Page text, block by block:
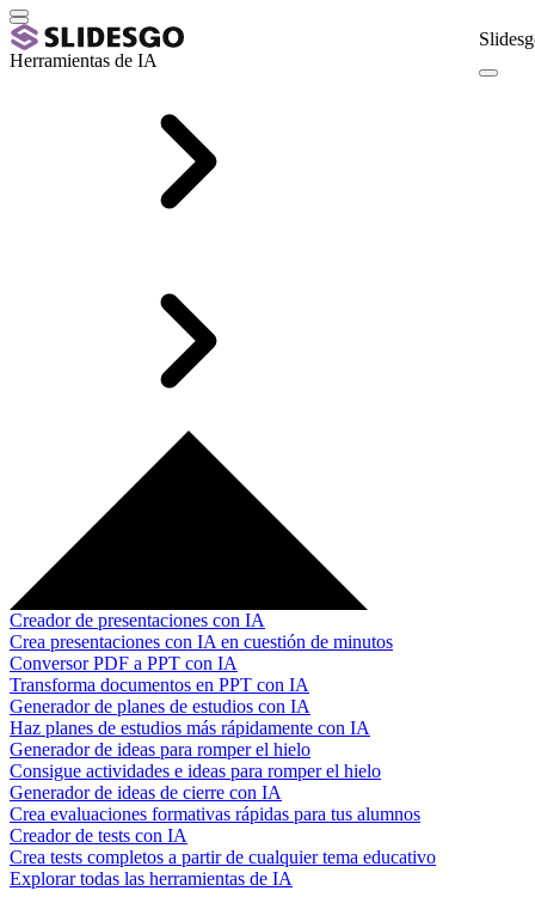
Herramientas de IA
Creador de presentaciones con IA
Crea presentaciones con IA en cuestión de minutos
Conversor PDF a PPT con IA
Transforma documentos en PPT con IA
Generador de planes de estudios con IA
Haz planes de estudios más rápidamente con IA
Generador de ideas para romper el hielo
Consigue actividades e ideas para romper el hielo
Generador de ideas de cierre con IA
Crea evaluaciones formativas rápidas para tus alumnos
Creador de tests con IA
Crea tests completos a partir de cualquier tema educativo
Explorar todas las herramientas de IA